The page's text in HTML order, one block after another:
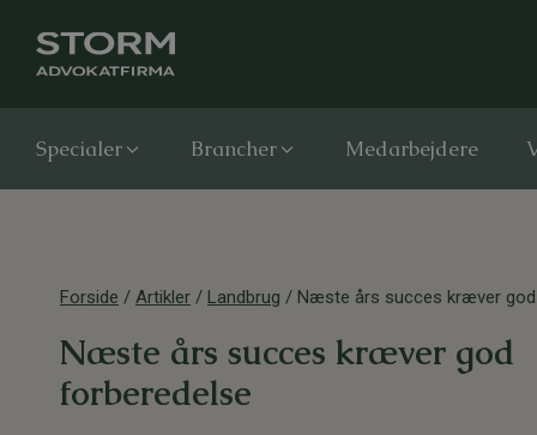
Specialer Brancher Medarbejdere
Forside / Artikler / Landbrug / Næste års succes kræver
Næste års succes kræver god
forberedelse